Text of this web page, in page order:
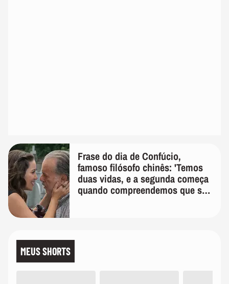
Frase do dia de Confúcio,
famoso filósofo chinês: 'Temos
duas vidas, e a segunda começa
quando compreendemos que só
MEUS SHORTS